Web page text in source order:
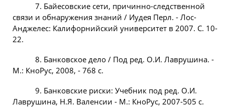
7. Байесовские сети, причинно-следственной
связи и обнаружения знаний / Иудея Перл. - Лос-
Анджелес: Калифорнийский университет в 2007. С. 10-
22.
8. Банковское дело / Под ред. О.И. Лаврушина. -
М.: КноРус, 2008, - 768 с.
9. Банковские риски: Учебник под ред. О.И.
Лаврушина, Н.Я. Валенсии - М.: КноРус, 2007-505 с.